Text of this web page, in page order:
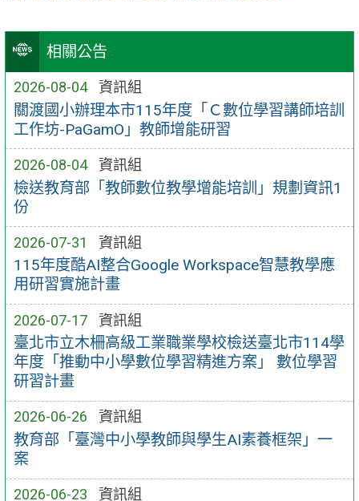
相關公告
2026-08-04 資訊組
關渡國小辦理本市115年度「Ｃ數位學習講師培訓
工作坊-PaGamO」教師增能研習
2026-08-04 資訊組
檢送教育部「教師數位教學增能培訓」規劃資訊1
份
2026-07-31 資訊組
115年度酷AI整合Google Workspace智慧教學應
用研習實施計畫
2026-07-17 資訊組
臺北市立木柵高級工業職業學校檢送臺北市114學
年度「推動中小學數位學習精進方案」 數位學習
研習計畫
2026-06-26 資訊組
教育部「臺灣中小學教師與學生AI素養框架」一
案
2026-06-23 資訊組